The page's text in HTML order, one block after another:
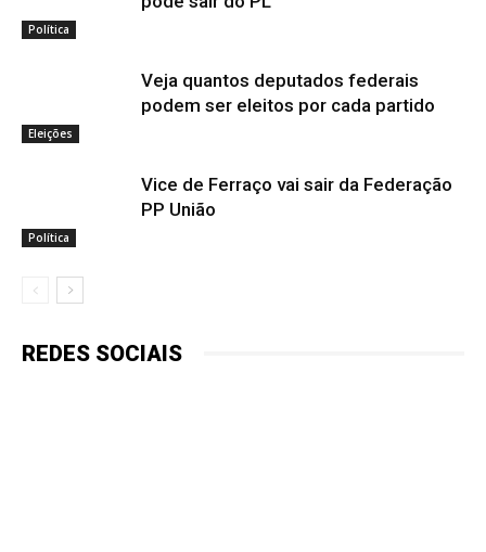
Política
Eleições
Veja quantos deputados federais
podem ser eleitos por cada partido
Política
Vice de Ferraço vai sair da Federação
PP União
REDES SOCIAIS